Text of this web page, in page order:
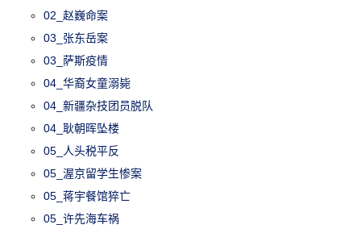
02_赵巍命案
03_张东岳案
03_萨斯疫情
04_华裔女童溺毙
04_新疆杂技团员脱队
04_耿朝晖坠楼
05_人头税平反
05_渥京留学生惨案
05_蒋宇餐馆猝亡
05_许先海车祸